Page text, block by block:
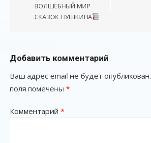
ВОЛШЕБНЫЙ МИР
СКАЗОК ПУШКИНА
Добавить комментарий
Ваш адрес email не будет опубликован.
поля помечены *
Комментарий *